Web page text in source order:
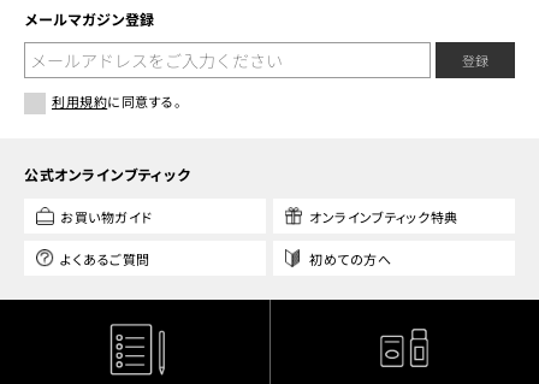
メールマガジン登録
登録
利用規約に同意する。
公式オンラインブティック
お買い物ガイド オンラインブティック特典
よくあるご質問 初めての方へ